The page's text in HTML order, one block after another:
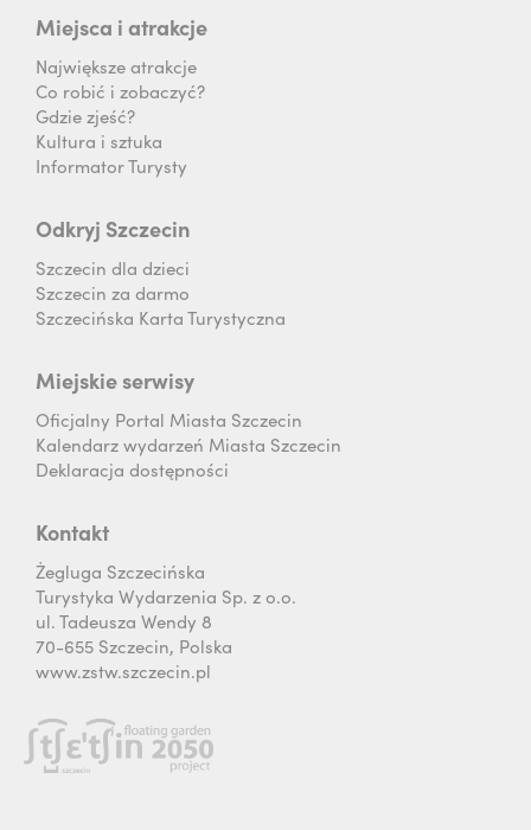
Miejsca i atrakcje
Największe atrakcje
Co robić i zobaczyć?
Gdzie zjeść?
Kultura i sztuka
Informator Turysty
Odkryj Szczecin
Szczecin dla dzieci
Szczecin za darmo
Szczecińska Karta Turystyczna
Miejskie serwisy
Oficjalny Portal Miasta Szczecin
Kalendarz wydarzeń Miasta Szczecin
Deklaracja dostępności
Kontakt
Żegluga Szczecińska
Turystyka Wydarzenia Sp. z o.o.
ul. Tadeusza Wendy 8
70-655 Szczecin, Polska
www.zstw.szczecin.pl